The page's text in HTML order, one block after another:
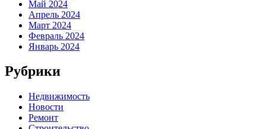
Май 2024
Апрель 2024
Март 2024
Февраль 2024
Январь 2024
Рубрики
Недвижимость
Новости
Ремонт